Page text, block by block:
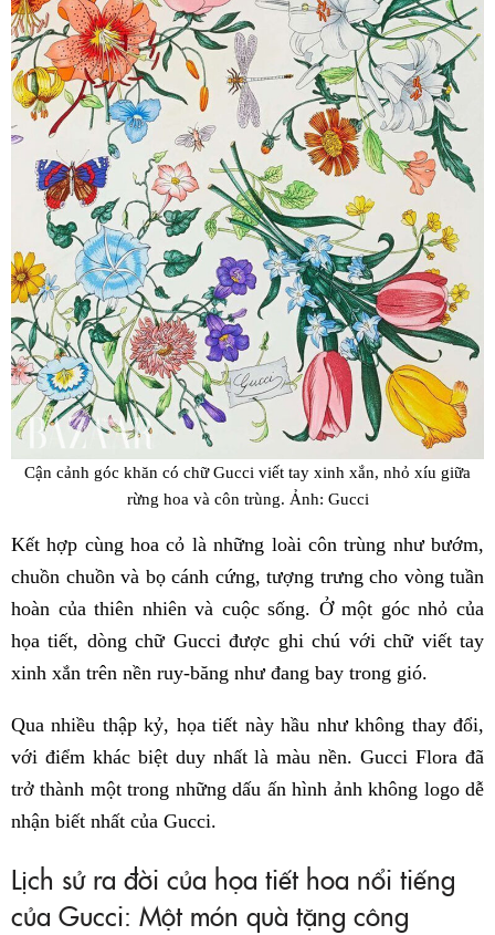
Cận cảnh góc khăn có chữ Gucci viết tay xinh xắn, nhỏ xíu giữa
rừng hoa và côn trùng. Ảnh: Gucci
Kết hợp cùng hoa cỏ là những loài côn trùng như bướm,
chuồn chuồn và bọ cánh cứng, tượng trưng cho vòng tuần
hoàn của thiên nhiên và cuộc sống. Ở một góc nhỏ của
họa tiết, dòng chữ Gucci được ghi chú với chữ viết tay
xinh xắn trên nền ruy-băng như đang bay trong gió.
Qua nhiều thập kỷ, họa tiết này hầu như không thay đổi,
với điểm khác biệt duy nhất là màu nền. Gucci Flora đã
trở thành một trong những dấu ấn hình ảnh không logo dễ
nhận biết nhất của Gucci.
Lịch sử ra đời của họa tiết hoa nổi tiếng
của Gucci: Một món quà tặng công